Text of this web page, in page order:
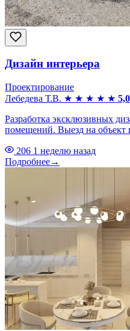
Дизайн интерьера
Проектирование
Лебедева Т.В. ★ ★ ★ ★ ★ 5,0
Разработка эксклюзивных
помещений. Выезд на
206 1 неделю назад
Подробнее→